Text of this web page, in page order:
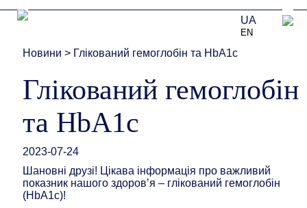
UA
EN
Новини > Глікований гемоглобін та HbA1c
Глікований гемоглобін
та HbA1c
2023-07-24
Шановні друзі! Цікава інформація про важливий
показник нашого здоров’я – глікований гемоглобін
(HbA1c)!